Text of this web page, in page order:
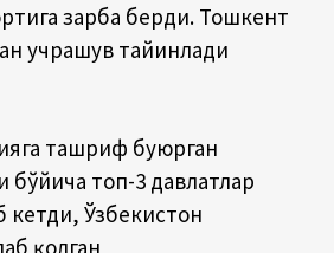
зарба берди. Тошкент
учрашув тайинлади
ташриф буюрган
бўйича топ-3 давлатлар
кетди, Ўзбекистон